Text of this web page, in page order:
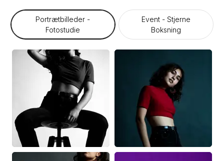
Portrætbilleder -
Fotostudie
Event - Stjerne
Boksning